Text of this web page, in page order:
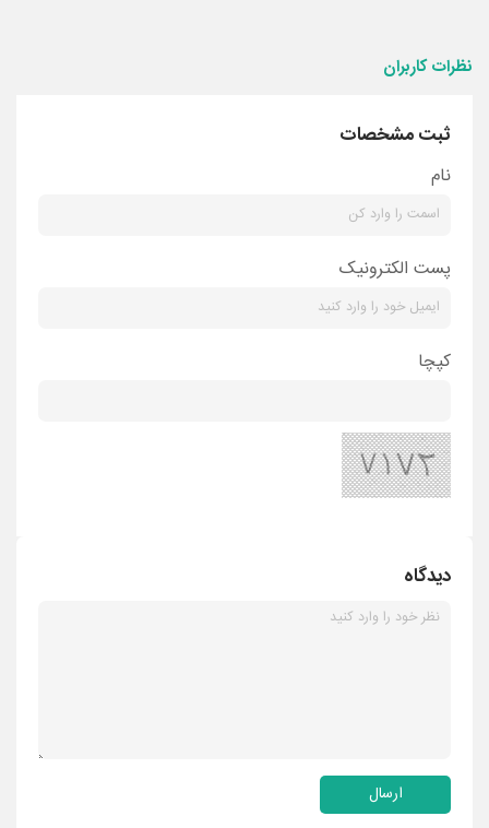
نظرات کاربران
ثبت مشخصات
نام
پست الکترونیک
کپچا
دیدگاه
ارسال